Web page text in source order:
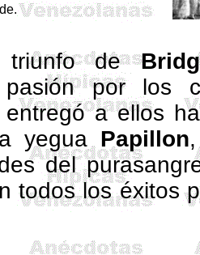
triunfo de
por los
a ellos
yegua Papillon
del
todos los éxitos